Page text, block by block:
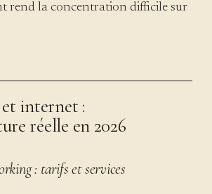
rend la concentration difficile sur
internet :
réelle en 2026
: tarifs et services